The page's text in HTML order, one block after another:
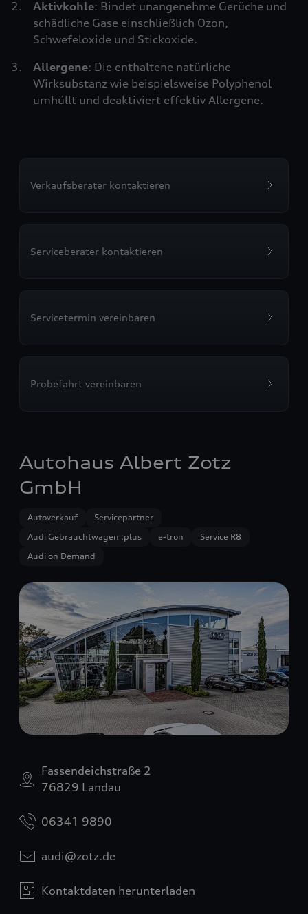
Aktivkohle: Bindet unangenehme Gerüche und
schädliche Gase einschließlich Ozon,
Schwefeloxide und Stickoxide.
Allergene: Die enthaltene natürliche
Wirksubstanz wie beispielsweise Polyphenol
umhüllt und deaktiviert effektiv Allergene.
Verkaufsberater kontaktieren
Serviceberater kontaktieren
Servicetermin vereinbaren
Probefahrt vereinbaren
Autohaus Albert Zotz
GmbH
Autoverkauf
Servicepartner
Audi Gebrauchtwagen :plus
e-tron
Service R8
Audi on Demand
Fassendeichstraße 2
76829 Landau
06341 9890
audi@zotz.de
Kontaktdaten herunterladen